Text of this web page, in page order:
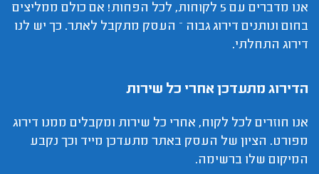
אנו מדברים עם 5 לקוחות, לכל הפחות! אם כולם ממליצים
בחום ונותנים דירוג גבוה – העסק מתקבל לאתר. כך יש לנו
דירוג התחלתי.
הדירוג מתעדכן אחרי כל שירות
אנו חוזרים לכל לקוח, אחרי כל שירות ומקבלים ממנו דירוג
מפורט. הציון של העסק באתר מתעדכן מייד וכך נקבע
המיקום שלו ברשימה.